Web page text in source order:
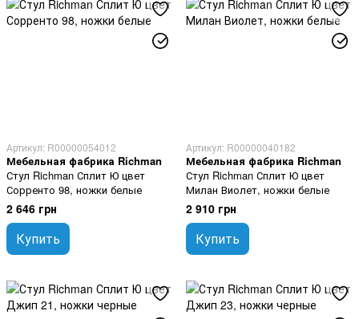
Артикул: R00000054012
Мебельная фабрика Richman
Стул Richman Сплит Ю цвет
Сорренто 98, ножки белые
2 646 грн
Купить
Артикул: R00000040182
Мебельная фабрика Richman
Стул Richman Сплит Ю цвет
Милан Виолет, ножки белые
2 910 грн
Купить